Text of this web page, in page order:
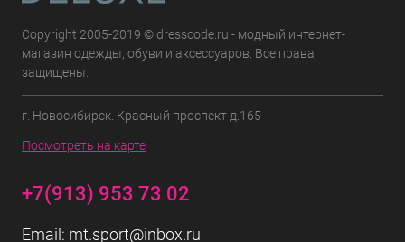
Copyright 2005-2019 © dresscode.ru - модный интернет-
магазин одежды, обуви и аксессуаров. Все права
защищены.
г. Новосибирск. Красный проспект д.165
Посмотреть на карте
+7(913) 953 73 02
Email: mt.sport@inbox.ru